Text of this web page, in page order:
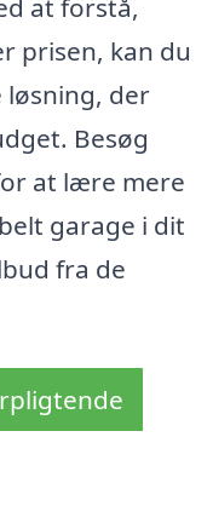
at forstå,
prisen, kan du
løsning, der
Besøg
at lære mere
garage i dit
fra de